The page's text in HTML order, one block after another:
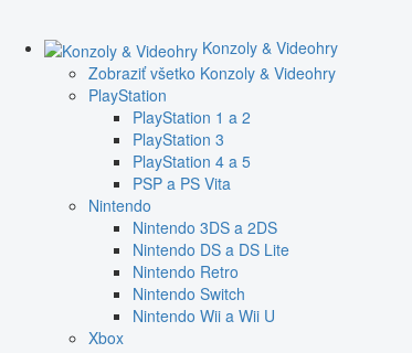
Konzoly & Videohry
Zobraziť všetko Konzoly & Videohry
PlayStation
PlayStation 1 a 2
PlayStation 3
PlayStation 4 a 5
PSP a PS Vita
Nintendo
Nintendo 3DS a 2DS
Nintendo DS a DS Lite
Nintendo Retro
Nintendo Switch
Nintendo Wii a Wii U
Xbox